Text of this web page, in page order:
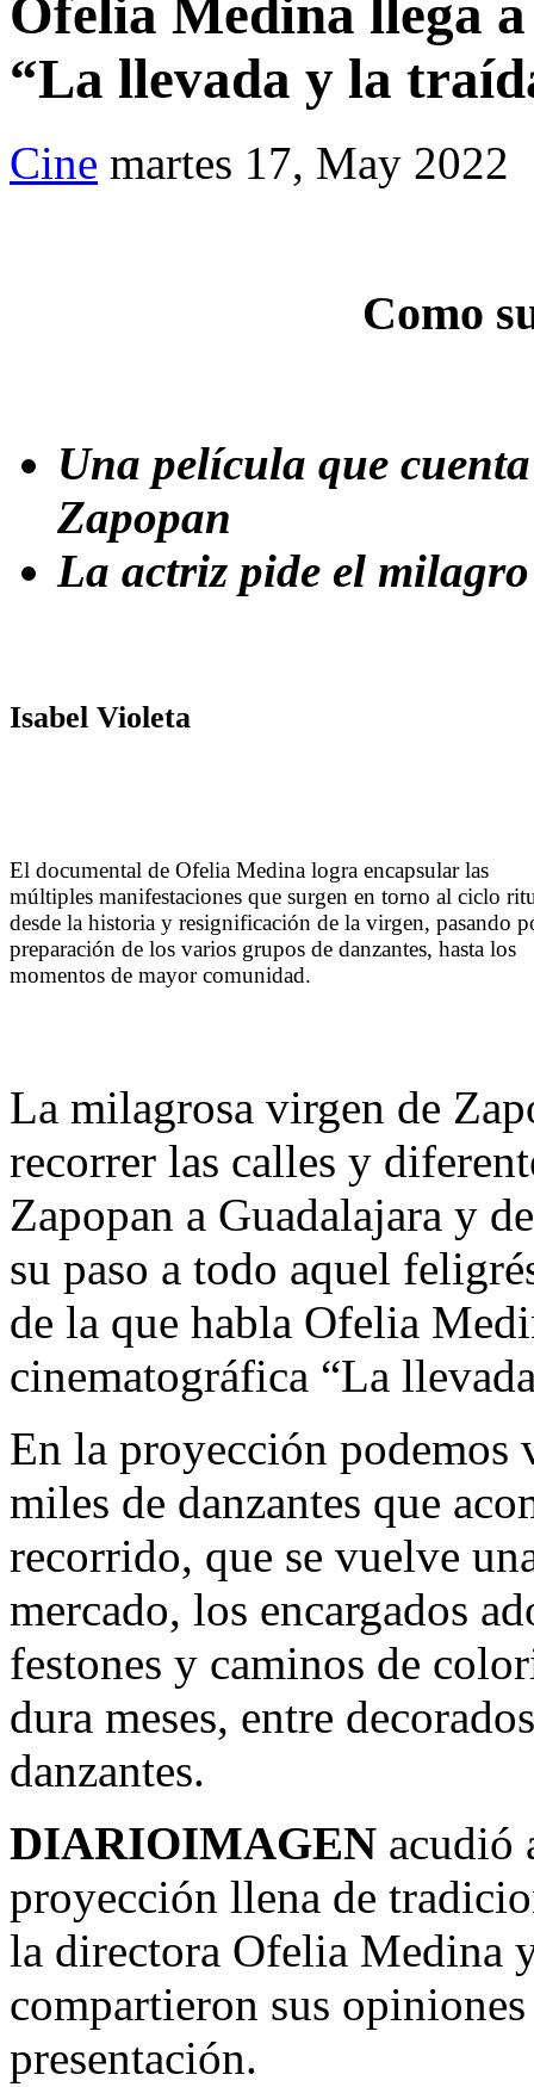
Ofelia Medina llega
“La llevada y la
Cine martes 17, May 2022
Como
Una película que
Zapopan
La actriz pide el
Isabel Violeta
El documental de Ofelia Medina logra encapsular las
múltiples manifestaciones que surgen en torno al ciclo
desde la historia y resignificación de la virgen, pasando
preparación de los varios grupos de danzantes, hasta los
momentos de mayor comunidad.
La milagrosa virgen de
recorrer las calles y
Zapopan a Guadalajara y
su paso a todo aquel
de la que habla Ofelia
cinematográfica “La
En la proyección podemos
miles de danzantes que
recorrido, que se vuelve
mercado, los encargados
festones y caminos de
dura meses, entre
danzantes.
DIARIOIMAGEN acudió
proyección llena de
la directora Ofelia Medina
compartieron sus
presentación.